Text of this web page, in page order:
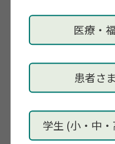
医療・
患者さ
学生 (小・中
応募方法
広報部まで以下の内容
依頼日時
個人名、団体名（代